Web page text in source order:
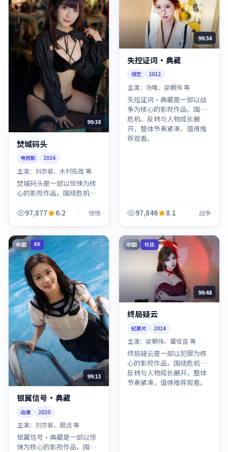
99:38
焚城码头
电视剧 2016
主演： 刘亦菲、木村拓哉 等
焚城码头是一部以惊悚为核
心的影视作品，围绕危机、
节奏紧凑，值得推荐观看。
97,877 6.2 惊悚
99:34
失控证词·典藏
综艺 2022
主演：汤唯、梁朝伟 等
失控证词·典藏是一部以战
争为核心的影视作品，围绕
危机、反转与人物成长展
开，整体节奏紧凑，值得推
荐观看。
97,846 8.1 战争
中国 4K
99:13
银翼信号·典藏
动漫 2020
主演： 刘亦菲、周迅 等
银翼信号·典藏是一部以惊
悚为核心的影视作品，围绕
中国 杜比
99:48
终局疑云
纪录片 2024
主演：梁朝伟、雷佳音 等
终局疑云是一部以犯罪为核
心的影视作品，围绕危机、
反转与人物成长展开，整体
节奏紧凑，值得推荐观看。